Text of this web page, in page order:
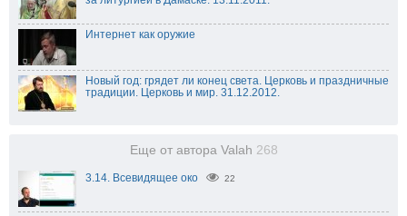
Интернет как оружие
Новый год: грядет ли конец света. Церковь и праздничные
традиции. Церковь и мир. 31.12.2012.
Еще от автора Valah 268
3.14. Всевидящее око 22